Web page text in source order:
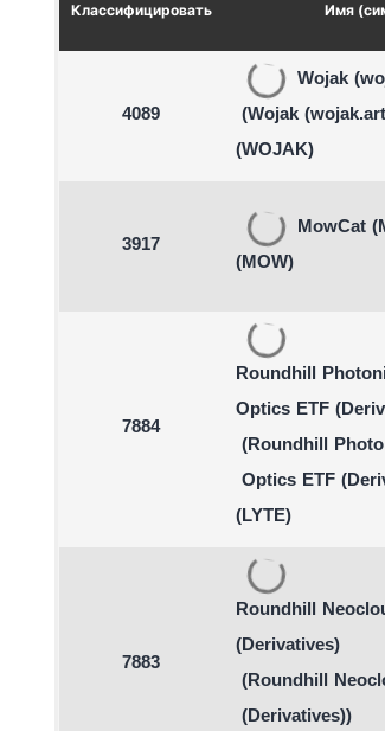
Классифицировать Имя
4089
Wojak
(Wojak
(WOJAK)
3917
MowCat
(MOW)
7884
Roundhill
Optics ETF
(Roundhill
Optics ETF
(LYTE)
7883
Roundhill
(Derivatives)
(Roundhill
(Derivatives))